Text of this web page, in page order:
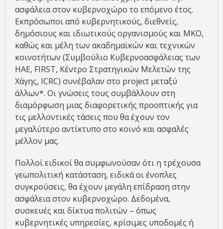
ασφάλεια στον κυβερνοχώρο το επόμενο έτος.
Εκπρόσωποι από κυβερνητικούς, διεθνείς,
δημόσιους και ιδιωτικούς οργανισμούς και ΜΚΟ,
καθώς και μέλη των ακαδημαϊκών και τεχνικών
κοινοτήτων (Συμβούλιο Κυβερνοασφάλειας των
ΗΑΕ, FIRST, Κέντρο Στρατηγικών Μελετών της
Χάγης, ICRC) συνέβαλαν στο project μεταξύ
άλλων*. Οι γνώσεις τους συμβάλλουν στη
διαμόρφωση μιας διαφορετικής προοπτικής για
τις μελλοντικές τάσεις που θα έχουν τον
μεγαλύτερο αντίκτυπο στο κοινό και ασφαλές
μέλλον μας.
Πολλοί ειδικοί θα συμφωνούσαν ότι η τρέχουσα
γεωπολιτική κατάσταση, ειδικά οι ένοπλες
συγκρούσεις, θα έχουν μεγάλη επίδραση στην
ασφάλεια στον κυβερνοχώρο. Δεδομένα,
συσκευές και δίκτυα πολιτών – όπως
κυβερνητικές υπηρεσίες, κρίσιμες υποδομές ή